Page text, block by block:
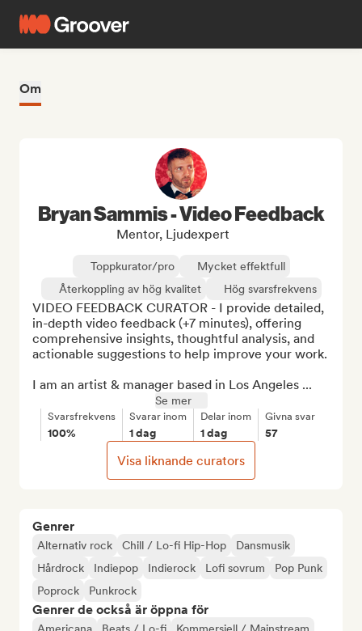
Om
Genrer
Alternativ rock Chill / Lo-fi Hip-Hop
Dansmusik
Hårdrock
Indiepop Indierock Lofi sovrum
Pop Punk
Poprock
Punkrock
Genrer de också är öppna för
Bryan Sammis - Video Feedback
Mentor, Ljudexpert
Toppkurator/pro
Mycket effektfull
Återkoppling av hög kvalitet
Hög svarsfrekvens
VIDEO FEEDBACK CURATOR - I provide detailed,
in-depth video feedback (+7 minutes), offering
comprehensive insights, thoughtful analysis, and
actionable suggestions to help improve your work.
I am an artist & manager based in Los Angeles ...
Se mer
Svarsfrekvens
100%
Svarar inom
1 dag
Delar inom
1 dag
Givna svar
57
Visa liknande curators